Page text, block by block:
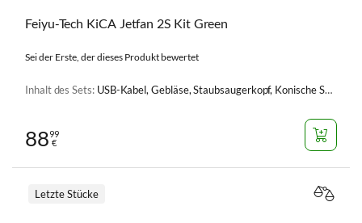
Feiyu-Tech KiCA Jetfan 2S Kit Green
Sei der Erste, der dieses Produkt bewertet
Inhalt des Sets: USB-Kabel, Gebläse, Staubsaugerkopf, Konische Spitze - 2 Stk.
8899
€
Letzte Stücke